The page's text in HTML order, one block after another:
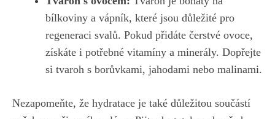
bílkoviny a vápník, které jsou důležité pro
regeneraci svalů. Pokud přidáte čerstvé ovoce,
získáte i potřebné vitamíny a minerály. Dopřejte
si tvaroh s borůvkami, jahodami nebo malinami.
Nezapomeňte, že hydratace je také důležitou součástí